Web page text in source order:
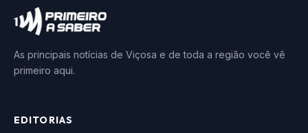
As principais notícias de Viçosa e de toda a região você vê
primeiro aqui.
EDITORIAS